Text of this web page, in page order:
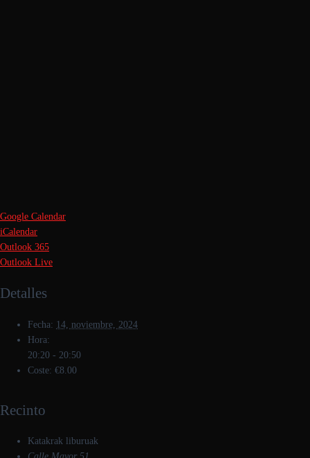
Google Calendar
iCalendar
Outlook 365
Outlook Live
Detalles
Fecha: 14, noviembre, 2024
Hora:
20:20 - 20:50
Coste: €8.00
Recinto
Katakrak liburuak